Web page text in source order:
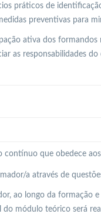
práticos de
preventivas para
ativa dos formandos
as responsabilidades
contínuo que obedece
a através de
ao longo da formação
módulo teórico será